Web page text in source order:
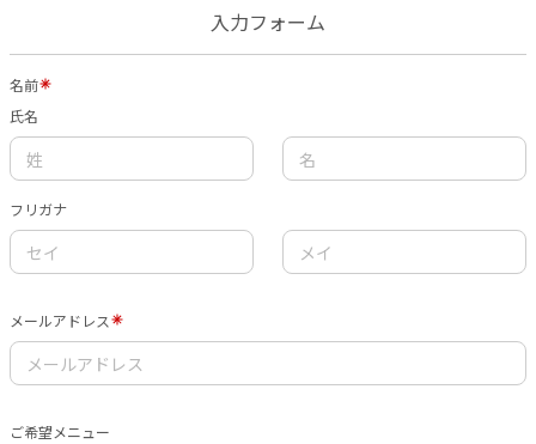
入力フォーム
名前
氏名
フリガナ
メールアドレス
ご希望メニュー